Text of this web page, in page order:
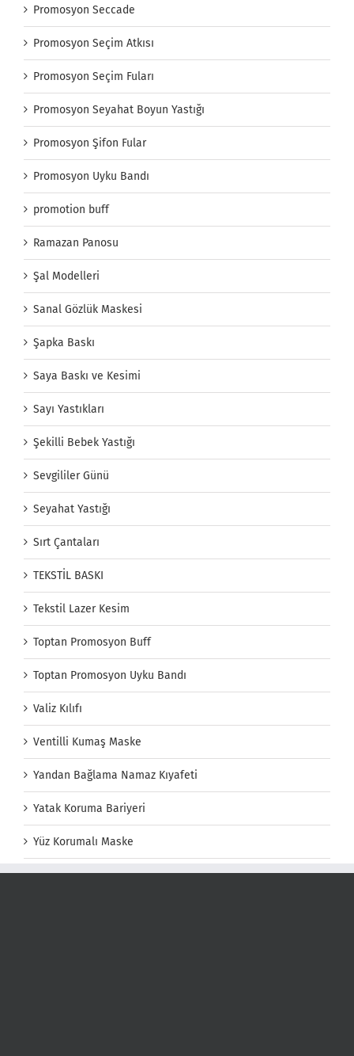
Promosyon Seccade
Promosyon Seçim Atkısı
Promosyon Seçim Fuları
Promosyon Seyahat Boyun Yastığı
Promosyon Şifon Fular
Promosyon Uyku Bandı
promotion buff
Ramazan Panosu
Şal Modelleri
Sanal Gözlük Maskesi
Şapka Baskı
Saya Baskı ve Kesimi
Sayı Yastıkları
Şekilli Bebek Yastığı
Sevgililer Günü
Seyahat Yastığı
Sırt Çantaları
TEKSTİL BASKI
Tekstil Lazer Kesim
Toptan Promosyon Buff
Toptan Promosyon Uyku Bandı
Valiz Kılıfı
Ventilli Kumaş Maske
Yandan Bağlama Namaz Kıyafeti
Yatak Koruma Bariyeri
Yüz Korumalı Maske